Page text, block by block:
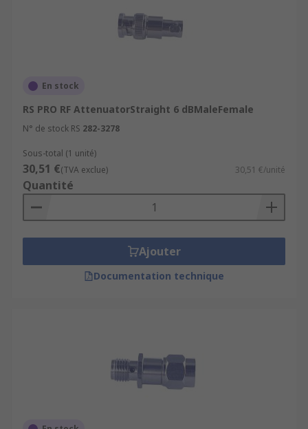
En stock
RS PRO RF AttenuatorStraight 6 dBMaleFemale
N° de stock RS 282-3278
Sous-total (1 unité)
30,51 €(TVA exclue) 30,51 €/unité
Quantité
Ajouter
Documentation technique